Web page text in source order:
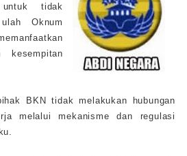
tidak
Oknum
kesempitan
BKN tidak melakukan hubungan
melalui mekanisme dan regulasi